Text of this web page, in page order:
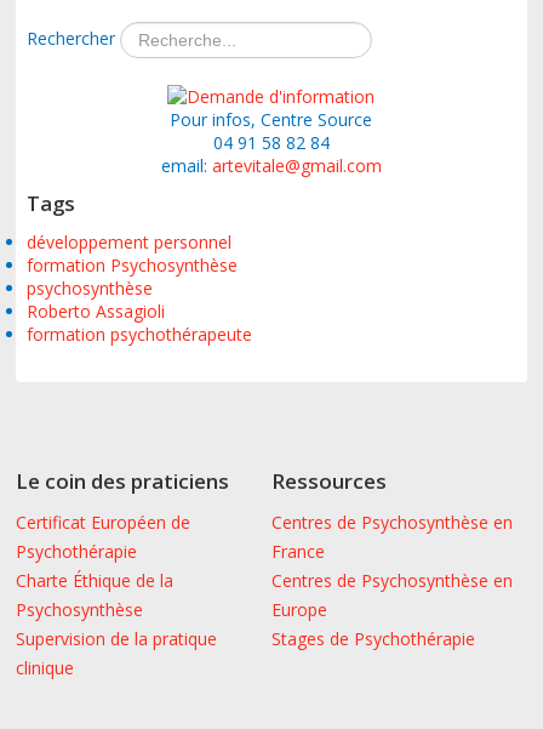
Rechercher
Pour infos, Centre Source
04 91 58 82 84
email: artevitale@gmail.com
Tags
développement personnel
formation Psychosynthèse
psychosynthèse
Roberto Assagioli
formation psychothérapeute
Le coin des praticiens
Certificat Européen de
Psychothérapie
Charte Éthique de la
Psychosynthèse
Supervision de la pratique
clinique
Ressources
Centres de Psychosynthèse en
France
Centres de Psychosynthèse en
Europe
Stages de Psychothérapie